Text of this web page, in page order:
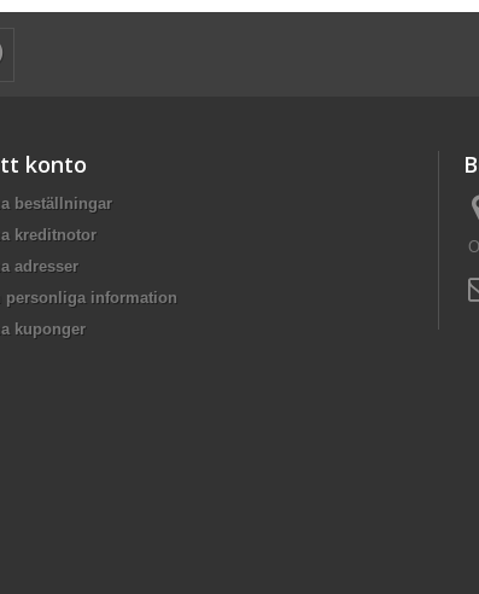
konto
beställningar
kreditnotor
adresser
personliga information
kuponger